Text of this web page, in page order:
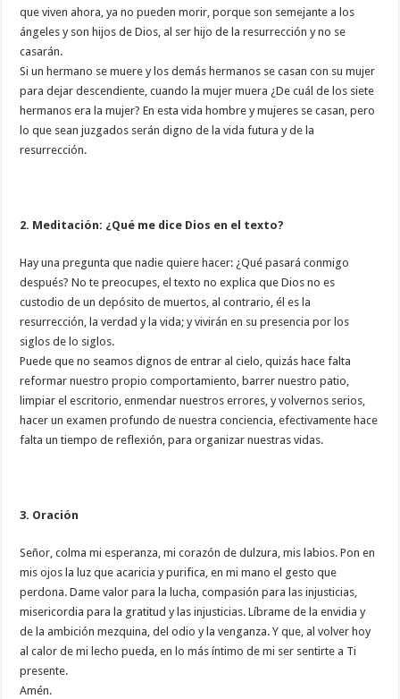
que viven ahora, ya no pueden morir, porque son semejante a los
ángeles y son hijos de Dios, al ser hijo de la resurrección y no se
casarán.
Si un hermano se muere y los demás hermanos se casan con su mujer
para dejar descendiente, cuando la mujer muera ¿De cuál de los siete
hermanos era la mujer? En esta vida hombre y mujeres se casan, pero
lo que sean juzgados serán digno de la vida futura y de la
resurrección.
2. Meditación: ¿Qué me dice Dios en el texto?
Hay una pregunta que nadie quiere hacer: ¿Qué pasará conmigo
después? No te preocupes, el texto no explica que Dios no es
custodio de un depósito de muertos, al contrario, él es la
resurrección, la verdad y la vida; y vivirán en su presencia por los
siglos de lo siglos.
Puede que no seamos dignos de entrar al cielo, quizás hace falta
reformar nuestro propio comportamiento, barrer nuestro patio,
limpiar el escritorio, enmendar nuestros errores, y volvernos serios,
hacer un examen profundo de nuestra conciencia, efectivamente hace
falta un tiempo de reflexión, para organizar nuestras vidas.
3. Oración
Señor, colma mi esperanza, mi corazón de dulzura, mis labios. Pon en
mis ojos la luz que acaricia y purifica, en mi mano el gesto que
perdona. Dame valor para la lucha, compasión para las injusticias,
misericordia para la gratitud y las injusticias. Líbrame de la envidia y
de la ambición mezquina, del odio y la venganza. Y que, al volver hoy
al calor de mi lecho pueda, en lo más íntimo de mi ser sentirte a Ti
presente.
Amén.